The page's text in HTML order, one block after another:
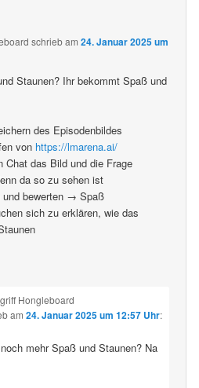
schriebam24. Januar 2025 um
Staunen? Ihr bekommt Spaß und
des Episodenbildes
von https://lmarena.ai/
Chat das Bild und die Frage
da so zu sehen ist
bewerten → Spaß
sich zu erklären, wie das
Hongleboard
am 24. Januar 2025 um 12:57 Uhr:
mehr Spaß und Staunen? Na